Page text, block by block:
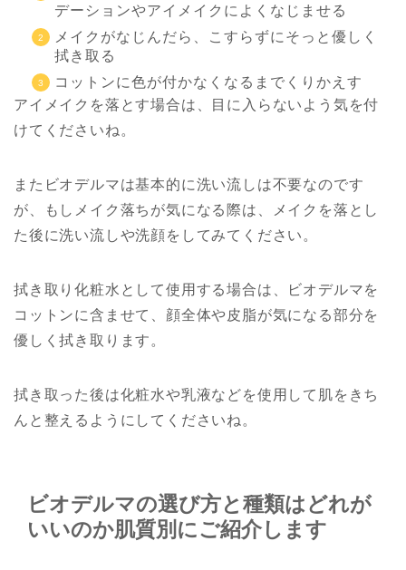
デーションやアイメイクによくなじませる
メイクがなじんだら、こすらずにそっと優しく
拭き取る
コットンに色が付かなくなるまでくりかえす
アイメイクを落とす場合は、目に入らないよう気を付
けてくださいね。
またビオデルマは基本的に洗い流しは不要なのです
が、もしメイク落ちが気になる際は、メイクを落とし
た後に洗い流しや洗顔をしてみてください。
拭き取り化粧水として使用する場合は、ビオデルマを
コットンに含ませて、顔全体や皮脂が気になる部分を
優しく拭き取ります。
拭き取った後は化粧水や乳液などを使用して肌をきち
んと整えるようにしてくださいね。
ビオデルマの選び方と種類はどれが
いいのか肌質別にご紹介します